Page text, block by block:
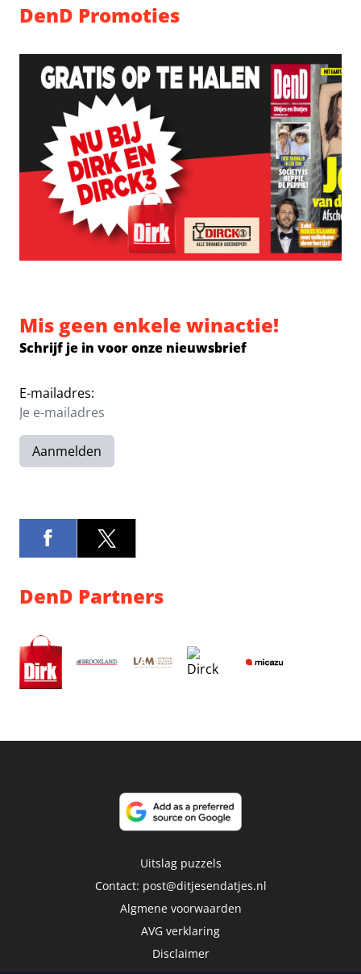
DenD Promoties
Mis geen enkele winactie!
Schrijf je in voor onze nieuwsbrief
E-mailadres:
Aanmelden
DenD Partners
Uitslag puzzels
Contact: post@ditjesendatjes.nl
Algmene voorwaarden
AVG verklaring
Disclaimer